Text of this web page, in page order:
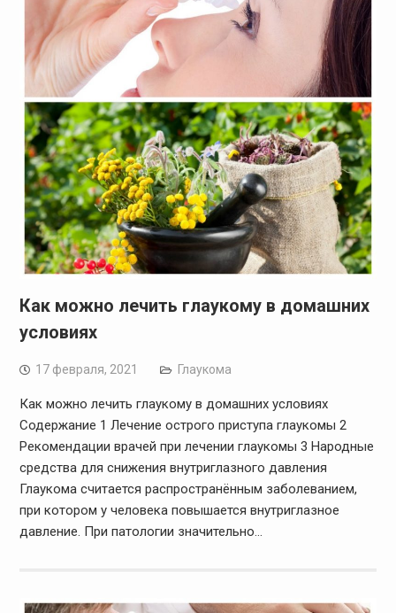
Как можно лечить глаукому в домашних
условиях
17 февраля, 2021 Глаукома
Как можно лечить глаукому в домашних условиях
Содержание 1 Лечение острого приступа глаукомы 2
Рекомендации врачей при лечении глаукомы 3 Народные
средства для снижения внутриглазного давления
Глаукома считается распространённым заболеванием,
при котором у человека повышается внутриглазное
давление. При патологии значительно…